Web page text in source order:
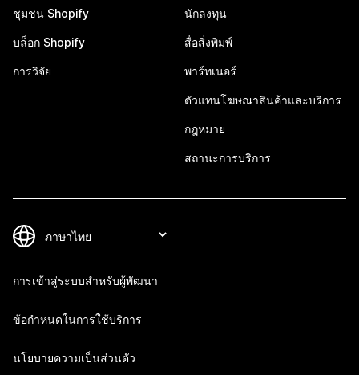
ชุมชน Shopify
บล็อก Shopify
การวิจัย
นักลงทุน
สื่อสิ่งพิมพ์
พาร์ทเนอร์
ตัวแทนโฆษณาสินค้าและบริการ
กฎหมาย
สถานะการบริการ
การเข้าสู่ระบบสำหรับผู้พัฒนา
ข้อกำหนดในการใช้บริการ
นโยบายความเป็นส่วนตัว